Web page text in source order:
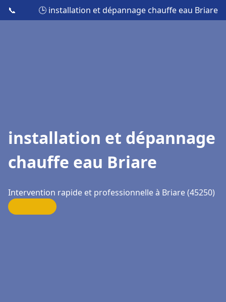
📞 🕒 installation et dépannage chauffe eau Briare
installation et dépannage
chauffe eau Briare
Intervention rapide et professionnelle à Briare (45250)